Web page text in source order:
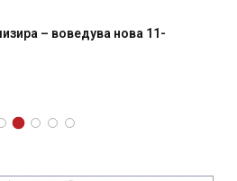
– воведува нова 11-